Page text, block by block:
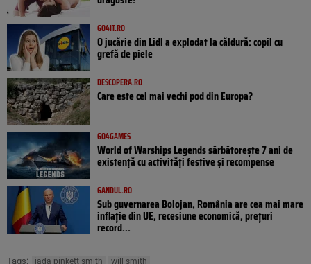
GO4IT.RO
O jucărie din Lidl a explodat la căldură: copil cu
grefă de piele
DESCOPERA.RO
Care este cel mai vechi pod din Europa?
GO4GAMES
World of Warships Legends sărbătorește 7 ani de
existență cu activități festive și recompense
GANDUL.RO
Sub guvernarea Bolojan, România are cea mai mare
inflație din UE, recesiune economică, prețuri
record...
Tags: jada pinkett smith will smith